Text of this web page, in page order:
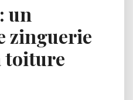
un
zinguerie
toiture